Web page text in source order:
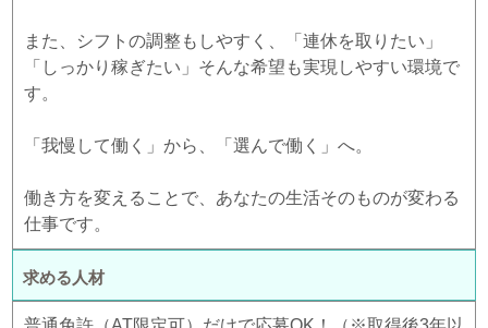
また、シフトの調整もしやすく、「連休を取りたい」
「しっかり稼ぎたい」そんな希望も実現しやすい環境で
す。
「我慢して働く」から、「選んで働く」へ。
働き方を変えることで、あなたの生活そのものが変わる
仕事です。
求める人材